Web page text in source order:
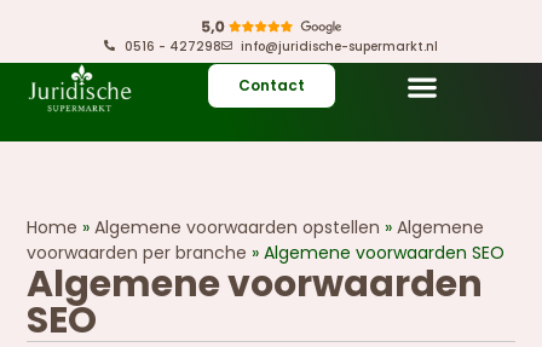
0516 - 427298 info@juridische-supermarkt.nl
Contact
Algemene voorwaarden
SEO
Home »Algemene voorwaarden opstellen »Algemene
voorwaarden per branche »Algemene voorwaarden SEO